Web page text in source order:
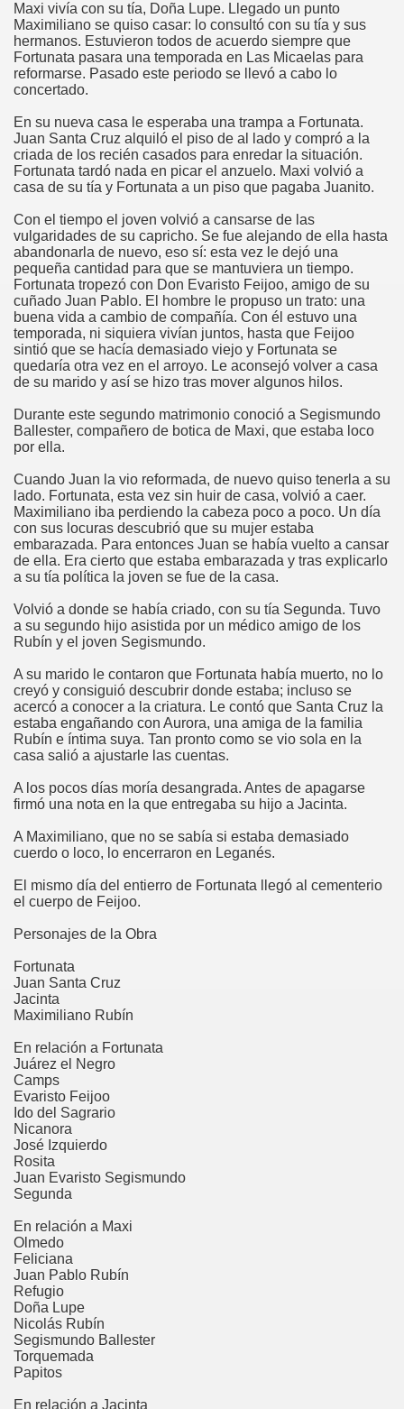
Maxi vivía con su tía, Doña Lupe. Llegado un punto
Maximiliano se quiso casar: lo consultó con su tía y sus
hermanos. Estuvieron todos de acuerdo siempre que
Fortunata pasara una temporada en Las Micaelas para
reformarse. Pasado este periodo se llevó a cabo lo
concertado.
En su nueva casa le esperaba una trampa a Fortunata.
Juan Santa Cruz alquiló el piso de al lado y compró a la
criada de los recién casados para enredar la situación.
Fortunata tardó nada en picar el anzuelo. Maxi volvió a
casa de su tía y Fortunata a un piso que pagaba Juanito.
Con el tiempo el joven volvió a cansarse de las
vulgaridades de su capricho. Se fue alejando de ella hasta
abandonarla de nuevo, eso sí: esta vez le dejó una
pequeña cantidad para que se mantuviera un tiempo.
Fortunata tropezó con Don Evaristo Feijoo, amigo de su
cuñado Juan Pablo. El hombre le propuso un trato: una
buena vida a cambio de compañía. Con él estuvo una
temporada, ni siquiera vivían juntos, hasta que Feijoo
sintió que se hacía demasiado viejo y Fortunata se
quedaría otra vez en el arroyo. Le aconsejó volver a casa
de su marido y así se hizo tras mover algunos hilos.
Durante este segundo matrimonio conoció a Segismundo
Ballester, compañero de botica de Maxi, que estaba loco
por ella.
Cuando Juan la vio reformada, de nuevo quiso tenerla a su
lado. Fortunata, esta vez sin huir de casa, volvió a caer.
Maximiliano iba perdiendo la cabeza poco a poco. Un día
con sus locuras descubrió que su mujer estaba
embarazada. Para entonces Juan se había vuelto a cansar
de ella. Era cierto que estaba embarazada y tras explicarlo
a su tía política la joven se fue de la casa.
Volvió a donde se había criado, con su tía Segunda. Tuvo
a su segundo hijo asistida por un médico amigo de los
Rubín y el joven Segismundo.
A su marido le contaron que Fortunata había muerto, no lo
creyó y consiguió descubrir donde estaba; incluso se
acercó a conocer a la criatura. Le contó que Santa Cruz la
estaba engañando con Aurora, una amiga de la familia
Rubín e íntima suya. Tan pronto como se vio sola en la
casa salió a ajustarle las cuentas.
A los pocos días moría desangrada. Antes de apagarse
firmó una nota en la que entregaba su hijo a Jacinta.
A Maximiliano, que no se sabía si estaba demasiado
cuerdo o loco, lo encerraron en Leganés.
El mismo día del entierro de Fortunata llegó al cementerio
el cuerpo de Feijoo.
Personajes de la Obra
Fortunata
Juan Santa Cruz
Jacinta
Maximiliano Rubín
En relación a Fortunata
Juárez el Negro
Camps
Evaristo Feijoo
Ido del Sagrario
Nicanora
José Izquierdo
Rosita
Juan Evaristo Segismundo
Segunda
En relación a Maxi
Olmedo
Feliciana
Juan Pablo Rubín
Refugio
Doña Lupe
Nicolás Rubín
Segismundo Ballester
Torquemada
Papitos
En relación a Jacinta